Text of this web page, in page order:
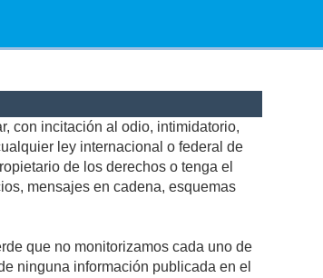
con incitación al odio, intimidatorio,
ley internacional o federal de
de los derechos o tenga el
mensajes en cadena, esquemas
que no monitorizamos cada uno de
ninguna información publicada en el